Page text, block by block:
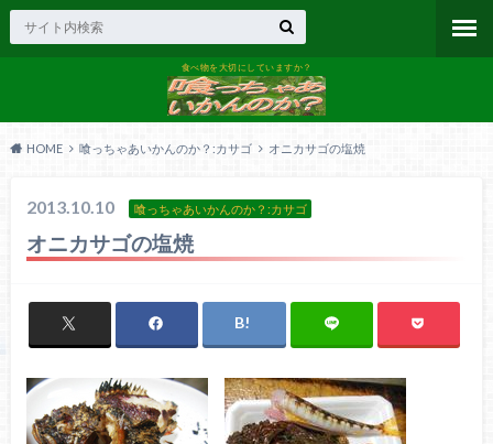
食べ物を大切にしていますか？
HOME 喰っちゃあいかんのか？:カサゴ オニカサゴの塩焼
2013.10.10 喰っちゃあいかんのか？:カサゴ
オニカサゴの塩焼